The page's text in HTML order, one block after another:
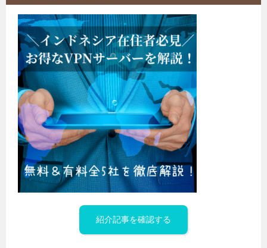
紹介記事を確認する